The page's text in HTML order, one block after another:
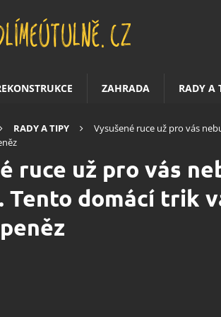
ZAHRADA RADY A
RADY A TIPY
Vysušené ruce už pro vás
ruce už pro vás
Tento domácí trik